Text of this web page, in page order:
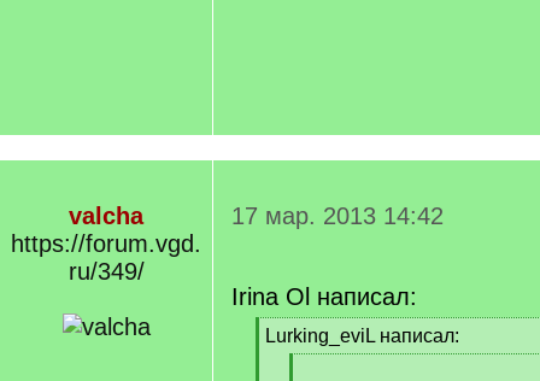
valcha
https://forum.vgd.
ru/349/
17 мар. 2013 14:42
Irina Ol написал:
[Lurking_eviL написал: